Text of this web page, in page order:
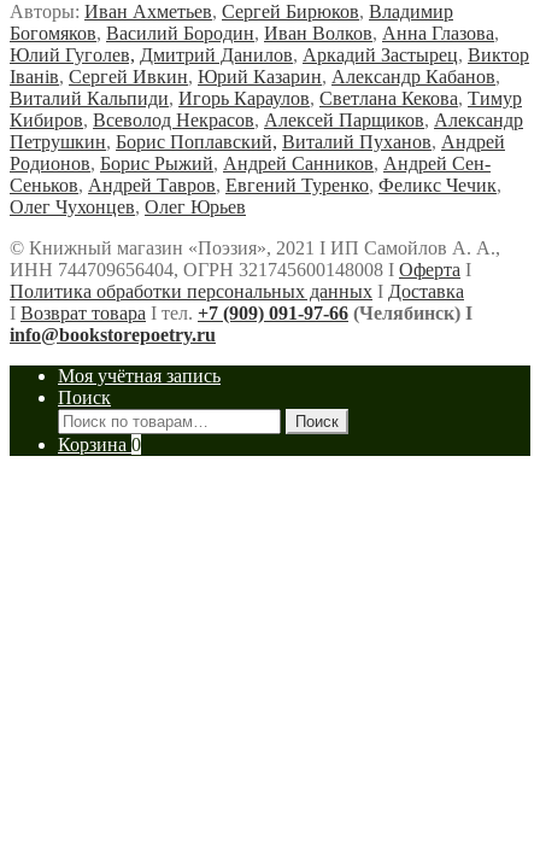
Авторы: Иван Ахметьев, Сергей Бирюков, Владимир
Богомяков, Василий Бородин, Иван Волков, Анна Глазова,
Юлий Гуголев, Дмитрий Данилов, Аркадий Застырец, Виктор
Iванiв, Сергей Ивкин, Юрий Казарин, Александр Кабанов,
Виталий Кальпиди, Игорь Караулов, Светлана Кекова, Тимур
Кибиров, Всеволод Некрасов, Алексей Парщиков, Александр
Петрушкин, Борис Поплавский, Виталий Пуханов, Андрей
Родионов, Борис Рыжий, Андрей Санников, Андрей Сен-
Сеньков, Андрей Тавров, Евгений Туренко, Феликс Чечик,
Олег Чухонцев, Олег Юрьев
© Книжный магазин «Поэзия», 2021 Ι ИП Самойлов А. А.,
ИНН 744709656404, ОГРН 321745600148008 Ι Оферта Ι
Политика обработки персональных данных Ι Доставка
Ι Возврат товара Ι тел. +7 (909) 091-97-66 (Челябинск) Ι
info@bookstorepoetry.ru
Моя учётная запись
Поиск
Искать:
Поиск
Корзина 0